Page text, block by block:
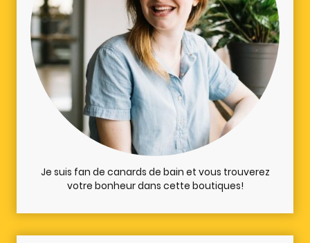
Je suis fan de canards de bain et vous trouverez
votre bonheur dans cette boutiques!